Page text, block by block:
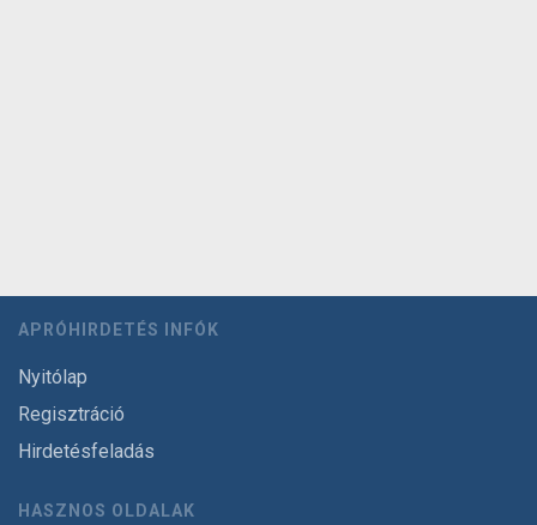
APRÓHIRDETÉS INFÓK
Nyitólap
Regisztráció
Hirdetésfeladás
HASZNOS OLDALAK